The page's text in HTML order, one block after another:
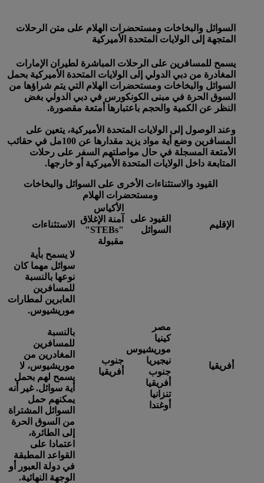
السوائل والبخاخات ومستحضرات الهلام على متن الرحلات
المتجهة إلى الولايات المتحدة الأميركية
يسمح للمسافرين على الرحلات المباشرة لطيران الإمارات
المغادرة من دبي الدولي إلى الولايات المتحدة الأميركية بحمل
السوائل والبخاخات ومستحضرات الهلام التي يتم شراؤها من
السوق الحرة في مبنى الكونكورس في دبي الدولي بغض
النظر عن الكمية والحجم باعتبارها أمتعة مقصورة.
وعند الوصول إلى الولايات المتحدة الأميركية، يتعين على
المسافرين وضع أية مواد يزيد مقدارها عن 100مل في حقائب
الأمتعة المسجلة في حال مواصلتهم السفر على رحلات
المتابعة داخل الولايات المتحدة الأميركية أو خارجها.
القيود والاستثناءات الأخرى على السوائل والبخاخات
ومستحضرات الهلام
الإقليم
القيود على
السوائل
الأكياس
آمنة الإغلاق
"STEBs"
مقبولة
الاستثناءات
أفريقيا
مصر
كينيا
موريشيوس
نيجيريا
جنوب
أفريقيا
تنزانيا
أوغندا
جنوب
أفريقيا
لا يسمح بأية
سوائل مهما كان
نوعها بالنسبة
للمسافرين
العابرين لمطارات
موريشيوس.
بالنسبة
للمسافرين
المغادرين من
موريشيوس، لا
يسمح لهم بحمل
أية سوائل. غير أنه
يمكنهم حمل
السوائل المشتراة
من السوق الحرة
إلى الطائرة،
اعتمادا على
القواعد المطبقة
في دولة العبور أو
الوجهة النهائية.